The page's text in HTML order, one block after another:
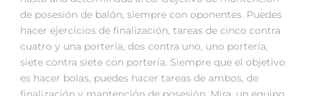
de posesión de balón, siempre con oponentes. Puedes
hacer ejercicios de finalización, tareas de cinco contra
cuatro y una portería, dos contra uno, uno portería,
siete contra siete con portería. Siempre que el objetivo
es hacer bolas, puedes hacer tareas de ambos, de